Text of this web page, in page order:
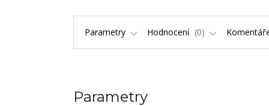
Parametry Hodnocení 0
Parametry